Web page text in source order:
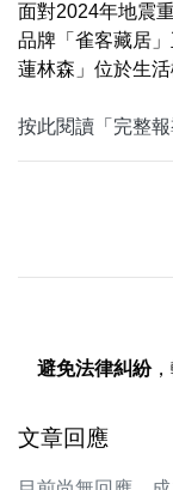
面對2024年地震
品牌「雀客藏居
蓮林森」位於生
按此閱讀「完整報
避免法律糾紛
文章回應